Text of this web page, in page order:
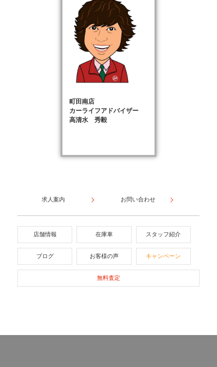
町田南店
カーライフアドバイザー
高清水 秀毅
求人案内 お問い合わせ
店舗情報 在庫車 スタッフ紹介
ブログ お客様の声 キャンペーン
無料査定